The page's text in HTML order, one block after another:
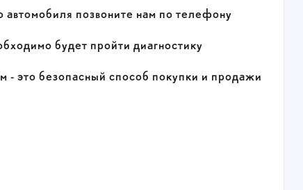
позвоните нам по телефону
будет пройти диагностику
- это безопасный способ покупки и продажи